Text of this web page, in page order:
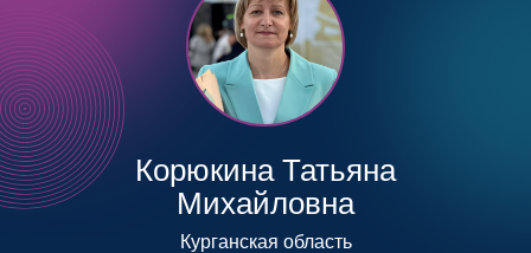
Корюкина Татьяна
Михайловна
Курганская область